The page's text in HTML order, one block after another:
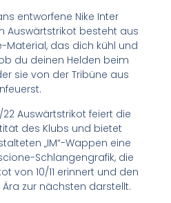
entworfene Nike Inter
Auswärtstrikot besteht aus
Material, das dich kühl und
du deinen Helden beim
sie von der Tribüne aus
22 Auswärtstrikot feiert die
des Klubs und bietet
„IM“-Wappen eine
Schlangengrafik, die
von 10/11 erinnert und den
zur nächsten darstellt.